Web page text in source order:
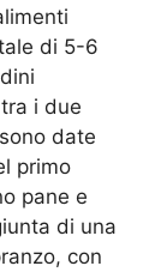
di 5-6
i due
date
primo
pane e
di una
con